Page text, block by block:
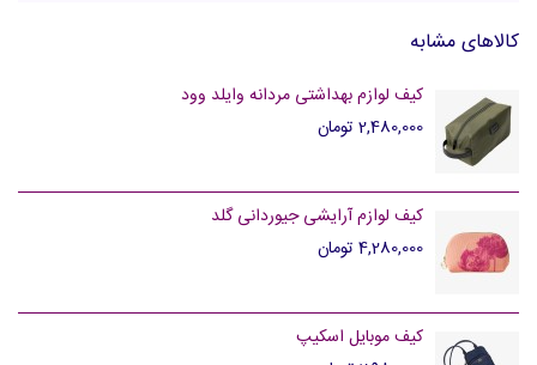
کالاهای مشابه
کیف لوازم بهداشتی مردانه وایلد وود
2,480,000 تومان
کیف لوازم آرایشی جیوردانی گلد
4,280,000 تومان
کیف موبایل اسکیپ